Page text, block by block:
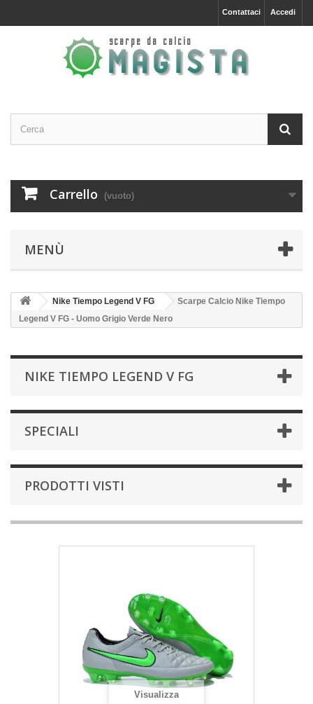
Accedi
Contattaci
Carrello (vuoto)
MENÙ
Nike Tiempo Legend V FG
Scarpe Calcio Nike Tiempo
Legend V FG - Uomo Grigio Verde Nero
NIKE TIEMPO LEGEND V FG
SPECIALI
PRODOTTI VISTI
Visualizza